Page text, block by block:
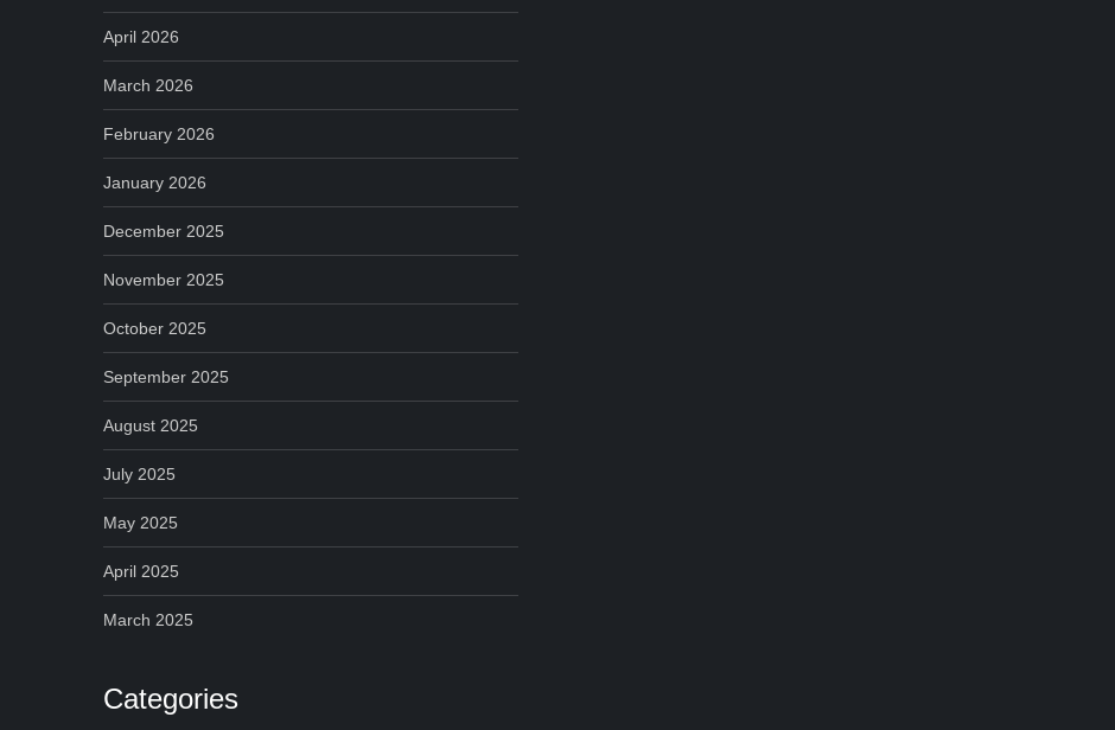
April 2026
March 2026
February 2026
January 2026
December 2025
November 2025
October 2025
September 2025
August 2025
July 2025
May 2025
April 2025
March 2025
Categories